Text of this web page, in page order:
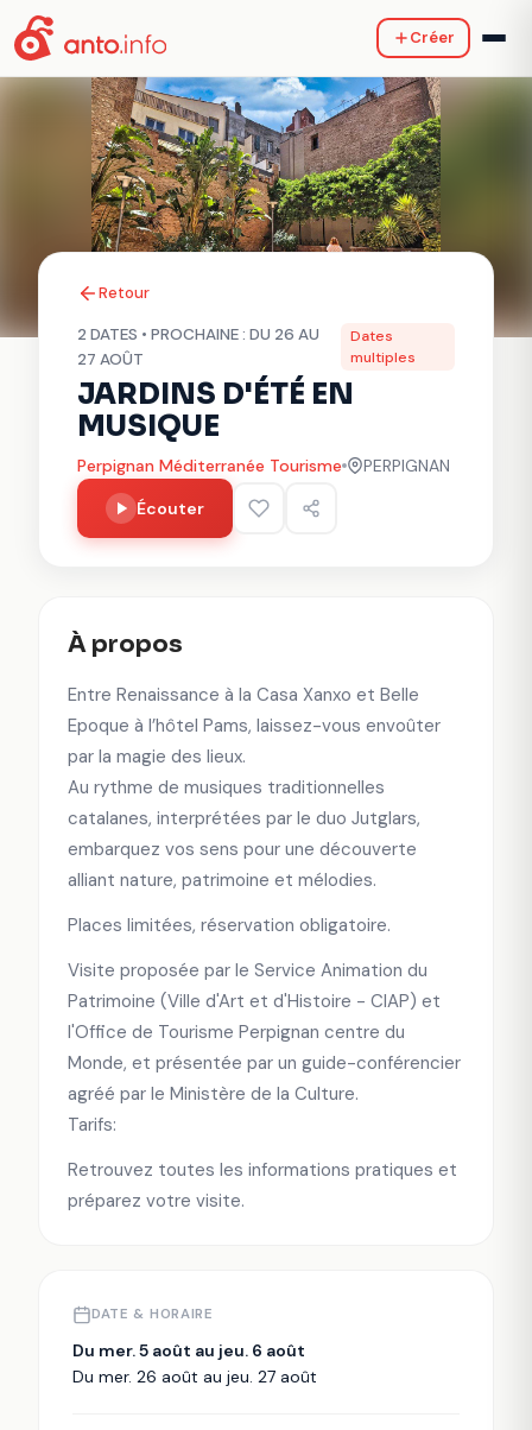
Créer
Retour
2 DATES • PROCHAINE : DU 26 AU
27 AOÛT
Dates
multiples
JARDINS D'ÉTÉ EN
MUSIQUE
Perpignan Méditerranée Tourisme
PERPIGNAN
Écouter
À propos
Entre Renaissance à la Casa Xanxo et Belle
Epoque à l’hôtel Pams, laissez-vous envoûter
par la magie des lieux.
Au rythme de musiques traditionnelles
catalanes, interprétées par le duo Jutglars,
embarquez vos sens pour une découverte
alliant nature, patrimoine et mélodies.
Places limitées, réservation obligatoire.
Visite proposée par le Service Animation du
Patrimoine (Ville d'Art et d'Histoire - CIAP) et
l'Office de Tourisme Perpignan centre du
Monde, et présentée par un guide-conférencier
agréé par le Ministère de la Culture.
Tarifs:
Retrouvez toutes les informations pratiques et
préparez votre visite.
DATE & HORAIRE
Du mer. 5 août au jeu. 6 août
Du mer. 26 août au jeu. 27 août